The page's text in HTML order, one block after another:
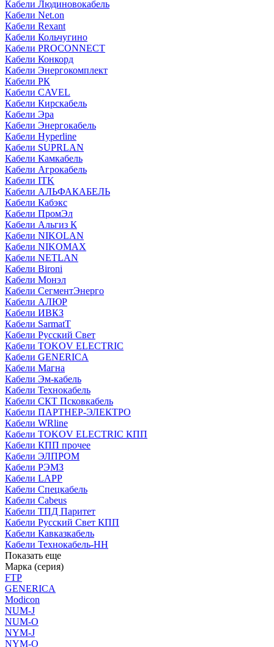
Кабели Людиновокабель
Кабели Net.on
Кабели Rexant
Кабели Кольчугино
Кабели PROCONNECT
Кабели Конкорд
Кабели Энергокомплект
Кабели РК
Кабели CAVEL
Кабели Кирскабель
Кабели Эра
Кабели Энергокабель
Кабели Hyperline
Кабели SUPRLAN
Кабели Камкабель
Кабели Агрокабель
Кабели ITK
Кабели АЛЬФАКАБЕЛЬ
Кабели Кабэкс
Кабели ПромЭл
Кабели Альгиз К
Кабели NIKOLAN
Кабели NIKOMAX
Кабели NETLAN
Кабели Bironi
Кабели Монэл
Кабели СегментЭнерго
Кабели АЛЮР
Кабели ИВКЗ
Кабели SarmatT
Кабели Русский Свет
Кабели TOKOV ELECTRIC
Кабели GENERICA
Кабели Магна
Кабели Эм-кабель
Кабели Технокабель
Кабели СКТ Псковкабель
Кабели ПАРТНЕР-ЭЛЕКТРО
Кабели WRline
Кабели TOKOV ELECTRIC КПП
Кабели КПП прочее
Кабели ЭЛПРОМ
Кабели РЭМЗ
Кабели LAPP
Кабели Спецкабель
Кабели Cabeus
Кабели ТПД Паритет
Кабели Русский Свет КПП
Кабели Кавказкабель
Кабели Технокабель-НН
Показать еще
Марка (серия)
FTP
GENERICA
Modicon
NUM-J
NUM-O
NYM-J
NYM-O